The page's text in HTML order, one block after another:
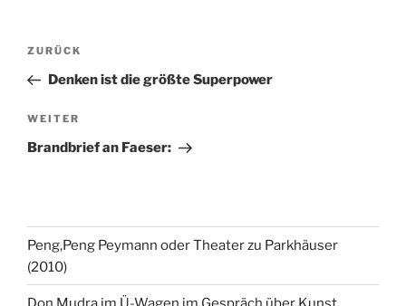
Beitragsnavigation
Vorheriger
Beitrag
ZURÜCK
Denken ist die größte Superpower
Nächster
Beitrag
WEITER
Brandbrief an Faeser:
Peng,Peng Peymann oder Theater zu Parkhäuser
(2010)